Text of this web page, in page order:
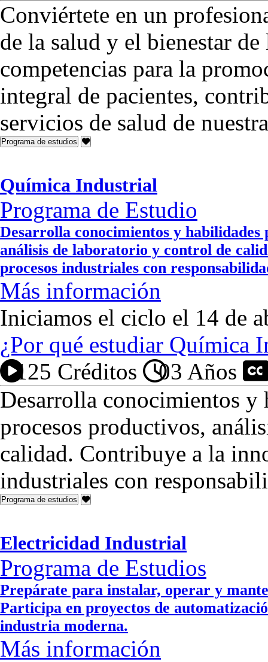
Conviértete en un
de la salud y el bienestar
competencias para la
integral de pacientes,
servicios de salud de
Programa de estudios
Química Industrial
Programa de Estudio
Desarrolla conocimientos y
análisis de laboratorio y control de
procesos industriales con
Más información
Iniciamos el ciclo el 14 de
¿Por qué estudiar Química
125 Créditos
03 Años
Desarrolla conocimientos y
procesos productivos,
calidad. Contribuye a la
industriales con
Programa de estudios
Electricidad Industrial
Programa de Estudios
Prepárate para instalar, operar y
Participa en proyectos de
industria moderna.
Más información